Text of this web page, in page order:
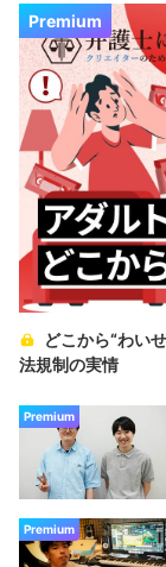
Premium
どこから“わい
法規制の実情
Premium
Premium